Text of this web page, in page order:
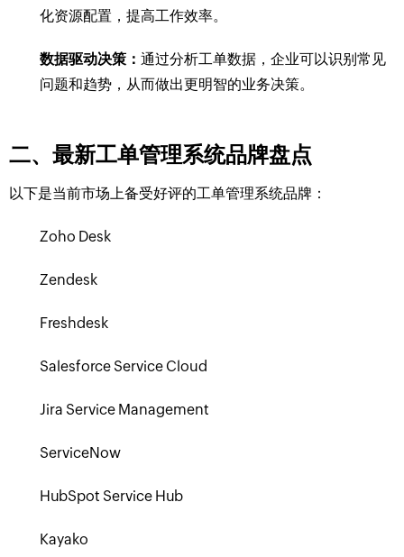
化资源配置，提高工作效率。
数据驱动决策： 通过分析工单数据，企业可以识别常见
问题和趋势，从而做出更明智的业务决策。
二、最新工单管理系统品牌盘点
以下是当前市场上备受好评的工单管理系统品牌：
Zoho Desk
Zendesk
Freshdesk
Salesforce Service Cloud
Jira Service Management
ServiceNow
HubSpot Service Hub
Kayako